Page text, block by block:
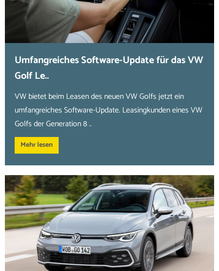
Umfangreiches Software-Update für das VW
Golf Le..
VW bietet beim Leasen des neuen VW Golfs jetzt ein
umfangreiches Software-Update. Leasingkunden eines VW
Golfs der Generation 8 ..
Mehr lesen